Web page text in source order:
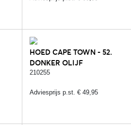
HOED CAPE TOWN - 52.
DONKER OLIJF
210255
Adviesprijs p.st. € 49,95